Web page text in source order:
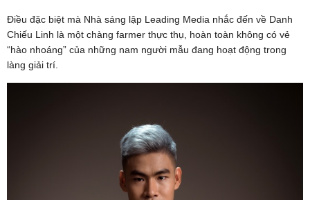
Điều đặc biệt mà Nhà sáng lập Leading Media nhắc đến về Danh
Chiếu Linh là một chàng farmer thực thụ, hoàn toàn không có vẻ
“hào nhoáng” của những nam người mẫu đang hoạt động trong
làng giải trí.